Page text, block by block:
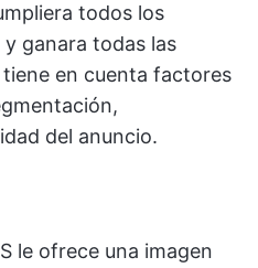
todos los
ganara todas las
en cuenta factores
del anuncio.
le ofrece una imagen